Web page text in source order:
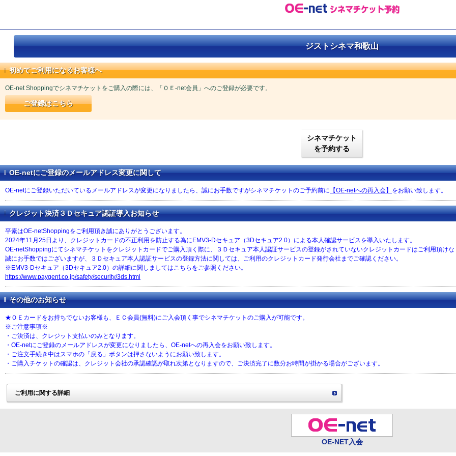
ジストシネマ和歌山
初めてご利用になるお客様へ
OE-net Shoppingでシネマチケットをご購入の際には、「ＯＥ-net会員」へのご登録が必要です。
ご登録はこちら
シネマチケット
を予約する
OE-netにご登録のメールアドレス変更に関して
OE-netにご登録いただいているメールアドレスが変更になりましたら、誠にお手数ですがシネマチケットのご予約前に 【OE-netへの再入会】 をお願い致します。
クレジット決済３Ｄセキュア認証導入お知らせ
平素はOE-netShoppingをご利用頂き誠にありがとうございます。
2024年11月25日より、クレジットカードの不正利用を防止する為にEMV3-Dセキュア（3Dセキュア2.0）による本人確認サービスを導入いたします。
OE-netShoppingにてシネマチケットをクレジットカードでご購入頂く際に、３Ｄセキュア本人認証サービスの登録がされていないクレジットカードはご利用頂けな
誠にお手数ではございますが、３Ｄセキュア本人認証サービスの登録方法に関しては、ご利用のクレジットカード発行会社までご確認ください。
※EMV3-Dセキュア（3Dセキュア2.0）の詳細に関しましてはこちらをご参照ください。
https://www.paygent.co.jp/safety/security/3ds.html
その他のお知らせ
★ＯＥカードをお持ちでないお客様も、ＥＣ会員(無料)にご入会頂く事でシネマチケットのご購入が可能です。
※ご注意事項※
・ご決済は、クレジット支払いのみとなります。
・OE-netにご登録のメールアドレスが変更になりましたら、OE-netへの再入会をお願い致します。
・ご注文手続き中はスマホの「戻る」ボタンは押さないようにお願い致します。
・ご購入チケットの確認は、クレジット会社の承認確認が取れ次第となりますので、ご決済完了に数分お時間が掛かる場合がございます。
ご利用に関する詳細
OE-NET入会